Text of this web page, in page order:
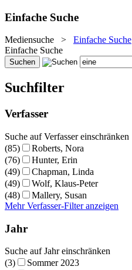
Einfache Suche
Mediensuche > Einfache Suche
Einfache Suche
Suchfilter
Verfasser
Suche auf Verfasser einschränken
(85)
Roberts, Nora
(76)
Hunter, Erin
(49)
Chapman, Linda
(49)
Wolf, Klaus-Peter
(48)
Mallery, Susan
Mehr Verfasser-Filter anzeigen
Jahr
Suche auf Jahr einschränken
(3)
Sommer 2023